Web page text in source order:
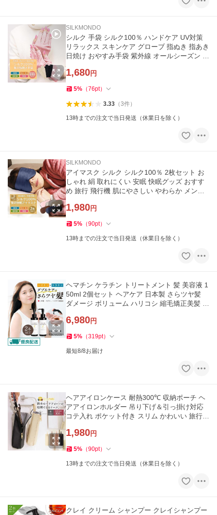
SILKMONDO
シルク 手袋 シルク100％ ハンドケア UV対策
リラックス スキンケア グローブ 指ぬき 指あき
日焼け おやすみ手袋 紫外線 オールシーズン 手
1,680円
5% （76pt）
3.33（3件）
13時までの注文で当日発送（休業日を除く）
SILKMONDO
アイマスク シルク シルク100％ 2枚セット お
しゃれ 絹 取れにくい 安眠 快眠グッズ おすす
め 旅行 飛行機 肌にやさしい やわらか メンズ
1,980円
5% （90pt）
13時までの注文で当日発送（休業日を除く）
ヘマチン ケラチン トリートメント 髪 美容液 1
50ml 2個セット ヘアケア 日本製 さらツヤ髪
ダメージ ボリューム ハリコシ 縮毛矯正美髪 毛
6,980円
5% （319pt）
最短8/8お届け
ヘアアイロンケース 耐熱300℃ 収納ポーチ ヘ
アアイロンホルダー 吊り下げ＆引っ掛け対応
コテ入れ ポケット付き スリム かわいい 旅行用
1,980円
5% （90pt）
13時までの注文で当日発送（休業日を除く）
クレイ クリーム シャンプー クレイシャンプー